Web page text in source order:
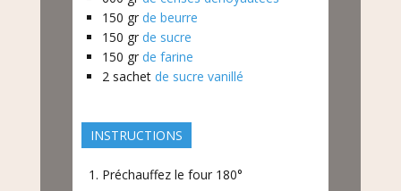
150 gr de beurre
150 gr de sucre
150 gr de farine
2 sachet de sucre vanillé
INSTRUCTIONS
Préchauffez le four 180°